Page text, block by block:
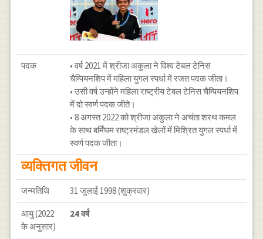
पदक
• वर्ष 2021 में श्रीजा अकुला ने विश्व टेबल टेनिस
चैम्पियनशिप में महिला युगल स्पर्धा में रजत पदक जीता।
• उसी वर्ष उन्होंने महिला राष्ट्रीय टेबल टेनिस चैम्पियनशिप
में दो स्वर्ण पदक जीते।
• 8 अगस्त 2022 को श्रीजा अकुला ने अचंता शरथ कमल
के साथ बर्मिंघम राष्ट्रमंडल खेलों में मिश्रित युगल स्पर्धा में
स्वर्ण पदक जीता।
व्यक्तिगत जीवन
जन्मतिथि 31 जुलाई 1998 (शुक्रवार)
आयु (2022
के अनुसार)
24 वर्ष